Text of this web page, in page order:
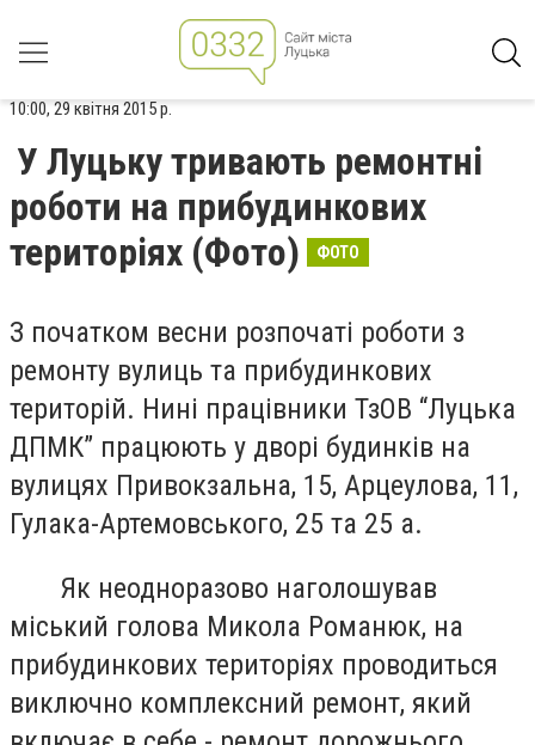
10:00, 29 квітня 2015 р.
У Луцьку тривають ремонтні
роботи на прибудинкових
територіях (Фото)
ФОТО
З початком весни розпочаті роботи з
ремонту вулиць та прибудинкових
територій. Нині працівники ТзОВ “Луцька
ДПМК” працюють у дворі будинків на
вулицях Привокзальна, 15, Арцеулова, 11,
Гулака-Артемовського, 25 та 25 а.
Як неодноразово наголошував
міський голова Микола Романюк, на
прибудинкових територіях проводиться
виключно комплексний ремонт, який